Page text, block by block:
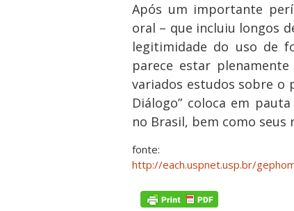
Após um importante
oral – que incluiu longos
legitimidade do uso de
parece estar
variados estudos sobre o
Diálogo” coloca em
no Brasil, bem como seus
fonte:
http://each.uspnet.usp.br/